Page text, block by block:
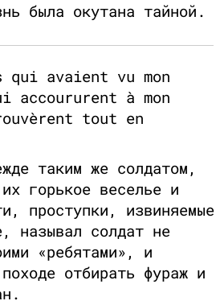
была окутана тайной.
avaient vu mon
accoururent à mon
tout en
таким же солдатом,
горькое веселье и
проступки, извиняемые
называл солдат не
«ребятами», и
отбирать фураж и